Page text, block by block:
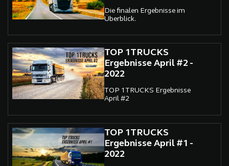
Die finalen Ergebnisse im
Überblick.
TOP 1TRUCKS
Ergebnisse April #2 -
2022
TOP 1TRUCKS Ergebnisse
April #2
TOP 1TRUCKS
Ergebnisse April #1 -
2022